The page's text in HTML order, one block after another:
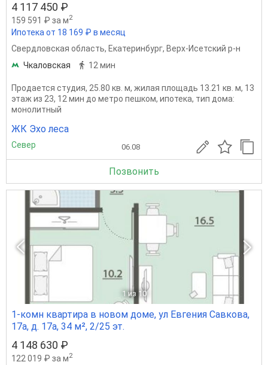
4 117 450 ₽
159 591 ₽ за м2
Ипотека от 18 169 ₽ в месяц
Свердловская область, Екатеринбург, Верх-Исетский р-н
Чкаловская
12 мин
Продается студия, 25.80 кв. м, жилая площадь 13.21 кв. м, 13
этаж из 23, 12 мин до метро пешком, ипотека, тип дома:
монолитный
ЖК Эхо леса
Север 06.08
Позвонить
1 из 10
1-комн квартира в новом доме, ул Евгения Савкова,
17а, д. 17а, 34 м², 2/25 эт.
4 148 630 ₽
122 019 ₽ за м2